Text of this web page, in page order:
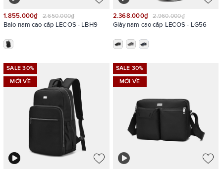
1.855.000₫ 2.650.000₫
Balo nam cao cấp LECOS - LBH9
2.368.000₫ 2.960.000₫
Giày nam cao cấp LECOS - LG56
SALE 30%
MỚI VỀ
SALE 30%
MỚI VỀ